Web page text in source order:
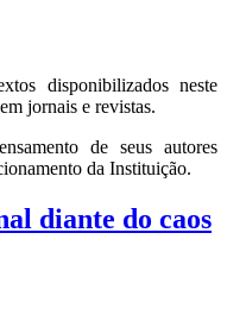
disponibilizados neste
jornais e revistas.
de seus autores
da Instituição.
diante do caos